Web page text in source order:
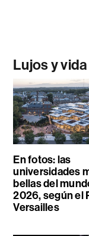
Lujos y
En fotos: las
universidades
bellas del
2026, según el
Versailles